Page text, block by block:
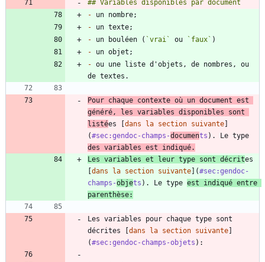
-
-
- un bouléen ( `vrai` ou `faux`
-
- ou une liste d'objets, de nombres, ou
Pour chaque contexte où un document est
généré, les variables disponibles sont
listées [ dans la section suivante
(#sec:gendoc-champs-documents
des variables est indiqué.
Les variables et leur type sont décrites
dans la section suivante ](#sec:gendoc-
champs-objets ). Le type est indiqué entre
parenthèse:
Les variables pour chaque type sont
décrites [ dans la section suivante
(#sec:gendoc-champs-objets